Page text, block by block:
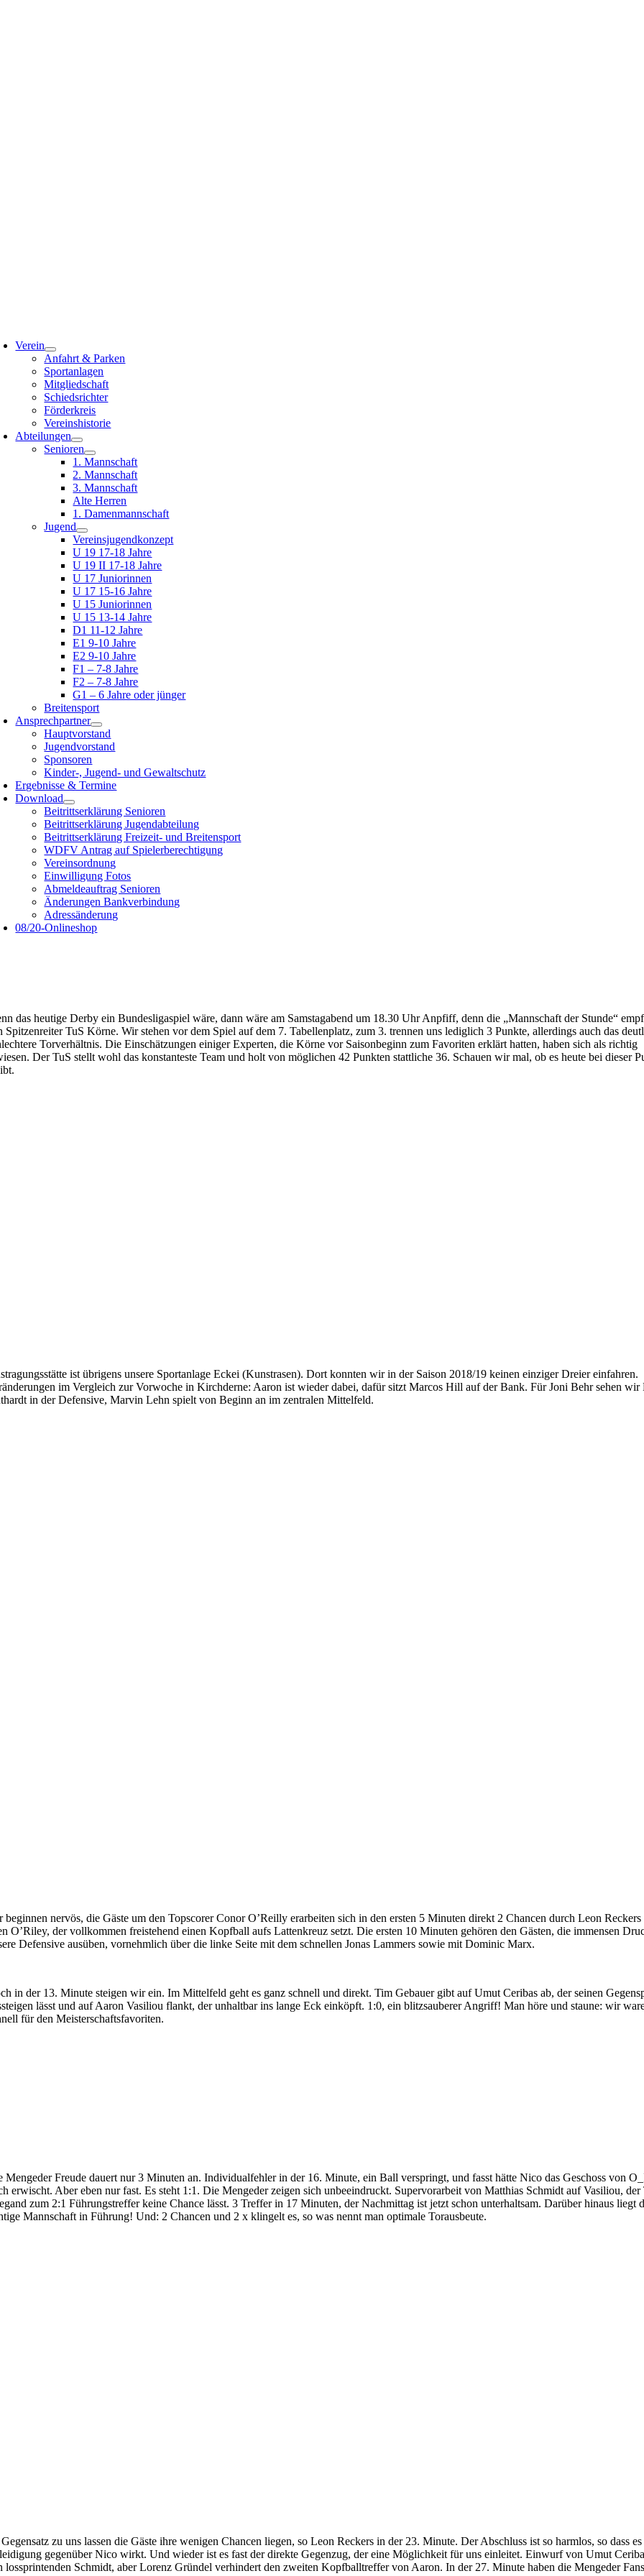
Verein
Anfahrt & Parken
Sportanlagen
Mitgliedschaft
Schiedsrichter
Förderkreis
Vereinshistorie
Abteilungen
Senioren
1. Mannschaft
2. Mannschaft
3. Mannschaft
Alte Herren
1. Damenmannschaft
Jugend
Vereinsjugendkonzept
U 19 17-18 Jahre
U 19 II 17-18 Jahre
U 17 Juniorinnen
U 17 15-16 Jahre
U 15 Juniorinnen
U 15 13-14 Jahre
D1 11-12 Jahre
E1 9-10 Jahre
E2 9-10 Jahre
F1 – 7-8 Jahre
F2 – 7-8 Jahre
G1 – 6 Jahre oder jünger
Breitensport
Ansprechpartner
Hauptvorstand
Jugendvorstand
Sponsoren
Kinder-, Jugend- und Gewaltschutz
Ergebnisse & Termine
Download
Beitrittserklärung Senioren
Beitrittserklärung Jugendabteilung
Beitrittserklärung Freizeit- und Breitensport
WDFV Antrag auf Spielerberechtigung
Vereinsordnung
Einwilligung Fotos
Abmeldeauftrag Senioren
Änderungen Bankverbindung
Adressänderung
08/20-Onlineshop
das heutige Derby ein Bundesligaspiel wäre, dann wäre am Samstagabend um 18.30 Uhr Anpfiff, denn die „Mannschaft der Stunde“
Spitzenreiter TuS Körne. Wir stehen vor dem Spiel auf dem 7. Tabellenplatz, zum 3. trennen uns lediglich 3 Punkte, allerdings auch das
Torverhältnis. Die Einschätzungen einiger Experten, die Körne vor Saisonbeginn zum Favoriten erklärt hatten, haben sich als richtig
Der TuS stellt wohl das konstanteste Team und holt von möglichen 42 Punkten stattliche 36. Schauen wir mal, ob es heute bei dieser
ist übrigens unsere Sportanlage Eckei (Kunstrasen). Dort konnten wir in der Saison 2018/19 keinen einziger Dreier einfahren.
im Vergleich zur Vorwoche in Kirchderne: Aaron ist wieder dabei, dafür sitzt Marcos Hill auf der Bank. Für Joni Behr sehen wir
in der Defensive, Marvin Lehn spielt von Beginn an im zentralen Mittelfeld.
beginnen nervös, die Gäste um den Topscorer Conor O’Reilly erarbeiten sich in den ersten 5 Minuten direkt 2 Chancen durch Leon Reckers
O’Riley, der vollkommen freistehend einen Kopfball aufs Lattenkreuz setzt. Die ersten 10 Minuten gehören den Gästen, die immensen
Defensive ausüben, vornehmlich über die linke Seite mit dem schnellen Jonas Lammers sowie mit Dominic Marx.
in der 13. Minute steigen wir ein. Im Mittelfeld geht es ganz schnell und direkt. Tim Gebauer gibt auf Umut Ceribas ab, der seinen
lässt und auf Aaron Vasiliou flankt, der unhaltbar ins lange Eck einköpft. 1:0, ein blitzsauberer Angriff! Man höre und staune: wir
für den Meisterschaftsfavoriten.
Mengeder Freude dauert nur 3 Minuten an. Individualfehler in der 16. Minute, ein Ball verspringt, und fasst hätte Nico das Geschoss von
erwischt. Aber eben nur fast. Es steht 1:1. Die Mengeder zeigen sich unbeeindruckt. Supervorarbeit von Matthias Schmidt auf Vasiliou,
zum 2:1 Führungstreffer keine Chance lässt. 3 Treffer in 17 Minuten, der Nachmittag ist jetzt schon unterhaltsam. Darüber hinaus liegt
Mannschaft in Führung! Und: 2 Chancen und 2 x klingelt es, so was nennt man optimale Torausbeute.
zu uns lassen die Gäste ihre wenigen Chancen liegen, so Leon Reckers in der 23. Minute. Der Abschluss ist so harmlos, so dass es
gegenüber Nico wirkt. Und wieder ist es fast der direkte Gegenzug, der eine Möglichkeit für uns einleitet. Einwurf von Umut
lossprintenden Schmidt, aber Lorenz Gründel verhindert den zweiten Kopfballtreffer von Aaron. In der 27. Minute haben die Mengeder